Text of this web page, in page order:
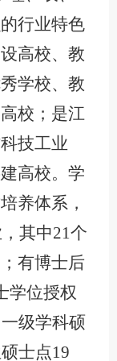
行业特色
高校、教
学校、教
校；是江
技工业
高校。学
养体系，
其中21个
有博士后
学位授权
级学科硕
士点19